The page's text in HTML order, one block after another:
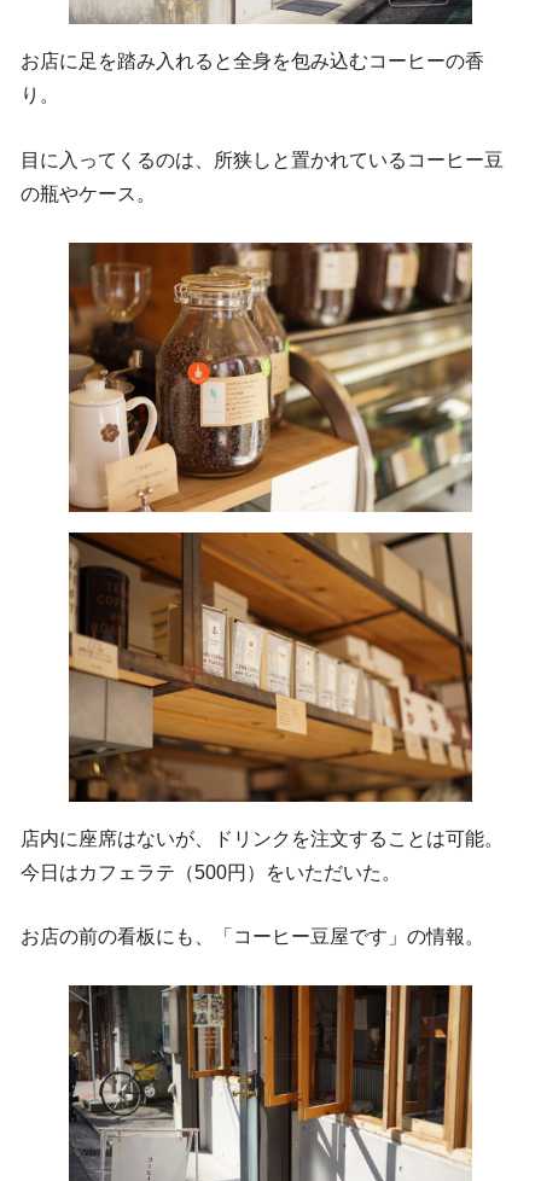
お店に足を踏み入れると全身を包み込むコーヒーの香
り。
目に入ってくるのは、所狭しと置かれているコーヒー豆
の瓶やケース。
店内に座席はないが、ドリンクを注文することは可能。
今日はカフェラテ（500円）をいただいた。
お店の前の看板にも、「コーヒー豆屋です」の情報。